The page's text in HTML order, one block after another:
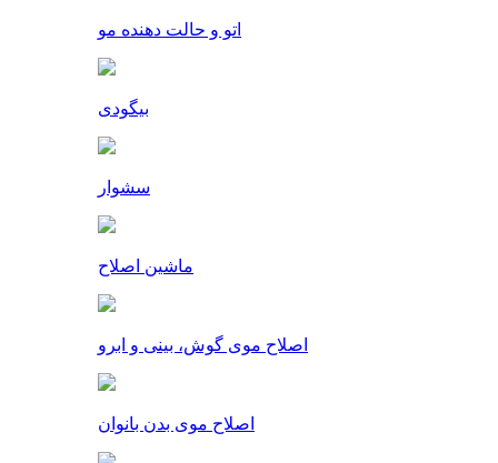
اتو و حالت دهنده مو
بیگودی
سشوار
ماشین اصلاح
اصلاح موی گوش، بینی و ابرو
اصلاح موی بدن بانوان